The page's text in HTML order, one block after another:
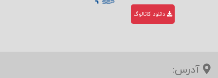
دانلود کاتالوگ
آدرس: